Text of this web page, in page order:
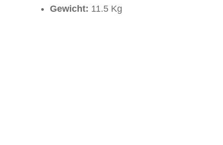
Gewicht: 11.5 Kg